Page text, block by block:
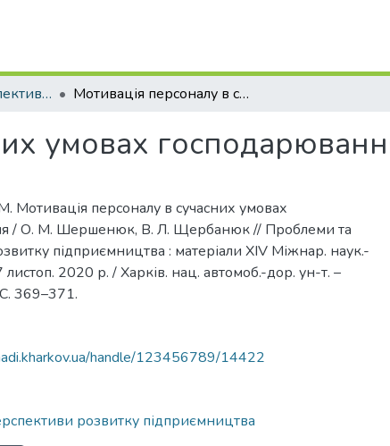
Проблеми та перспективи розвитку підприємництва Мотивація персоналу в сучасних умовах господарювання
умовах
персоналу в сучасних умовах
/ О. М. Шершенюк, В. Л. Щербанюк // Проблеми та
підприємництва : матеріали XIV Міжнар. наук.-
2020 р. / Харків. нац. автомоб.-дор. ун-т. –
369–371.
handle/123456789/14422
розвитку підприємництва